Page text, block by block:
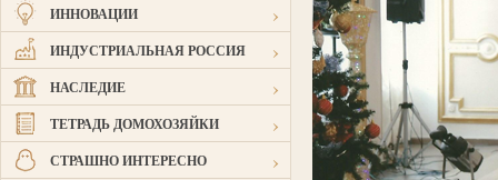
ИННОВАЦИИ ›
ИНДУСТРИАЛЬНАЯ РОССИЯ ›
НАСЛЕДИЕ ›
ТЕТРАДЬ ДОМОХОЗЯЙКИ ›
СТРАШНО ИНТЕРЕСНО ›